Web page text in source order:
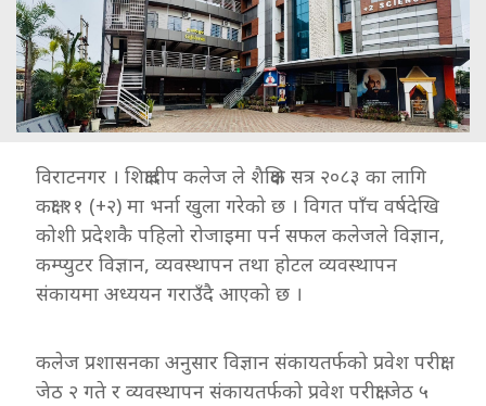
विराटनगर । शिक्षादीप कलेज ले शैक्षिक सत्र २०८३ का लागि
कक्षा ११ (+२) मा भर्ना खुला गरेको छ । विगत पाँच वर्षदेखि
कोशी प्रदेशकै पहिलो रोजाइमा पर्न सफल कलेजले विज्ञान,
कम्प्युटर विज्ञान, व्यवस्थापन तथा होटल व्यवस्थापन
संकायमा अध्ययन गराउँदै आएको छ ।
कलेज प्रशासनका अनुसार विज्ञान संकायतर्फको प्रवेश परीक्षा
जेठ २ गते र व्यवस्थापन संकायतर्फको प्रवेश परीक्षा जेठ ५